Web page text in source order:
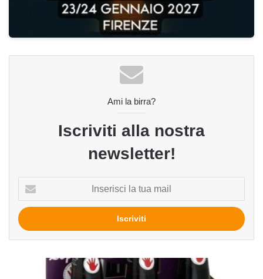
Ami la birra?
Iscriviti alla nostra
newsletter!
tua
mail